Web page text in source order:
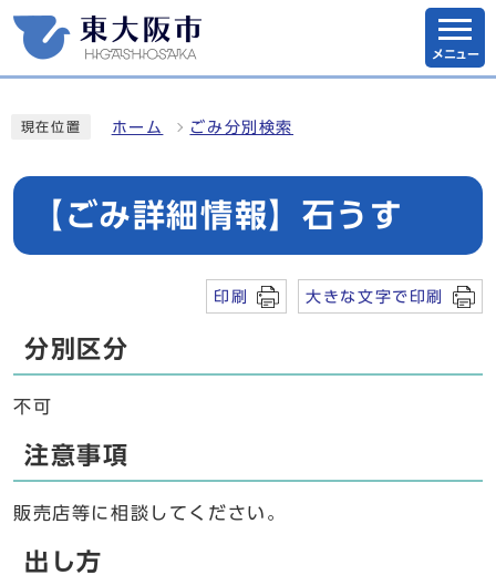
メニュー
現在位置 ホーム ごみ分別検索
【ごみ詳細情報】石うす
印刷 大きな文字で印刷
分別区分
不可
注意事項
販売店等に相談してください。
出し方